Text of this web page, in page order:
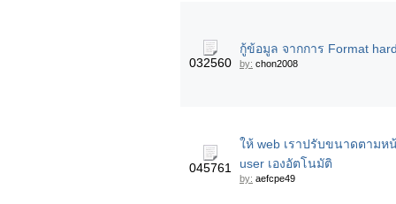
032560
กู้ข้อมูล จากการ Format
by: chon2008
045761
ให้ web เราปรับขนาดตามห
user เองอัตโนมัติ
by: aefcpe49